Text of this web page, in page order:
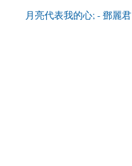
月亮代表我的心; - 鄧麗君